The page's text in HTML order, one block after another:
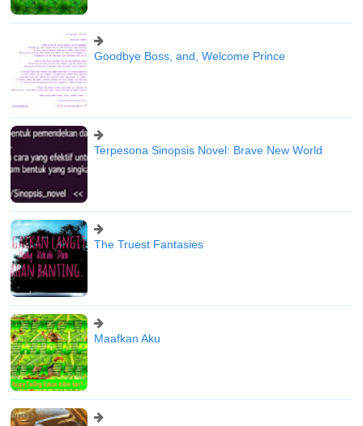
Goodbye Boss, and, Welcome Prince
Terpesona Sinopsis Novel: Brave New World
The Truest Fantasies
Maafkan Aku